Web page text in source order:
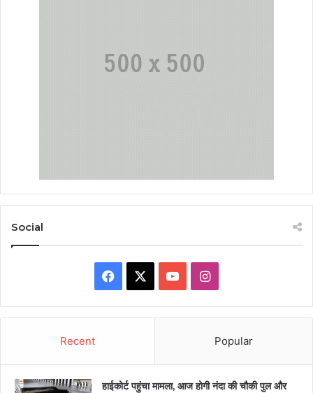
Social
Facebook YouTubeInstagram
Recent Popular
हाईकोर्ट पहुंचा मामला, आज होगी नंदा की चौकी पुल और